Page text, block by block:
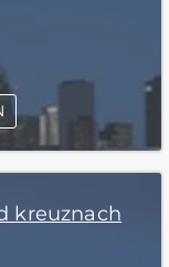
kreuznach